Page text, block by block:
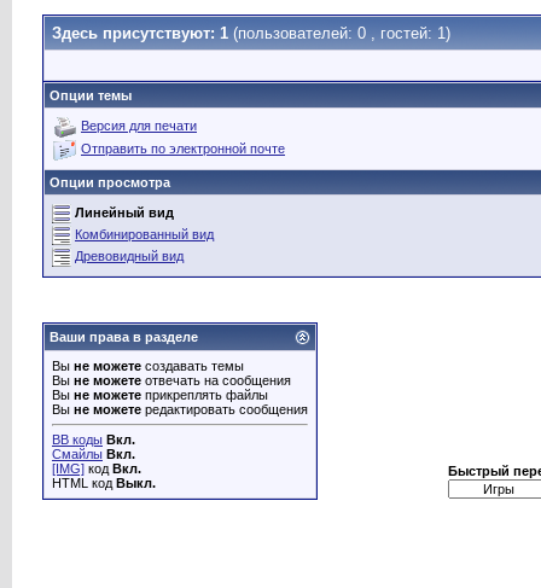
Здесь присутствуют: 1 (пользователей: 0 , гостей: 1)
Опции темы
Версия для печати
Отправить по электронной почте
Опции просмотра
Линейный вид
Комбинированный вид
Древовидный вид
Ваши права в разделе
Вы не можете создавать темы
Вы не можете отвечать на сообщения
Вы не можете прикреплять файлы
Вы не можете редактировать сообщения
BB коды Вкл.
Смайлы Вкл.
[IMG] код Вкл.
HTML код Выкл.
Быстрый